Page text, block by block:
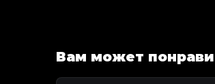
Вам может